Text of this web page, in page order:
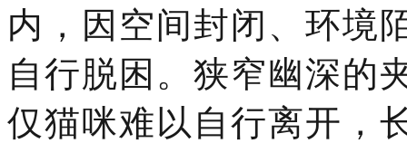
内，因空间封闭、环境
自行脱困。狭窄幽深的
仅猫咪难以自行离开，